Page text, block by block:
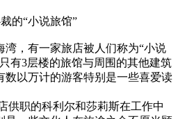
的“小说旅馆”
，有一家旅店被人们称为“小说
有3层楼的旅馆与周围的其他建筑
数以万计的游客特别是一些喜爱读
供职的科利尔和莎莉斯在工作中